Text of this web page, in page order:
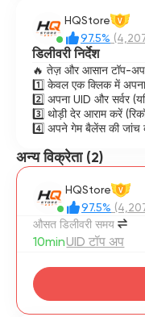
HQStore V
97.5%
डिलीवरी निर्देश
🔥 तेज़ और आसान टॉप-अप
1️⃣ केवल एक क्लिक में अपना
2️⃣ अपना UID और सर्वर
3️⃣ थोड़ी देर आराम करें
4️⃣ अपने गेम बैलेंस की जांच
✨ हमें क्यों चुनें?
🔒 100% सुरक्षित:
सुरक्षित है।
सभी खिलाड़ियों के लिए
⚠️ महत्वपूर्ण सूचना:
अपनी जानकारी दोबारा
प्रोसेसिंग शुरू होने के बाद
अन्य विक्रेता (2)
HQStore V
97.5%
औसत डिलीवरी समय
10minUID टॉप अप